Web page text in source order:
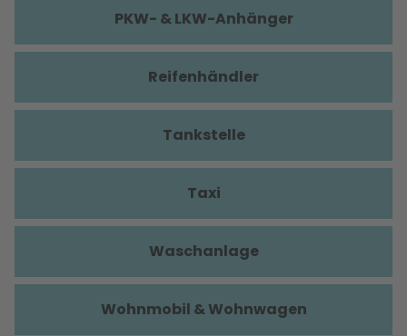
PKW- & LKW-Anhänger
Reifenhändler
Tankstelle
Taxi
Waschanlage
Wohnmobil & Wohnwagen